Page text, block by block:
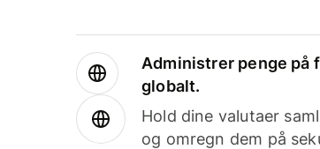
Administrer penge på
globalt.
Hold dine valutaer
og omregn dem på